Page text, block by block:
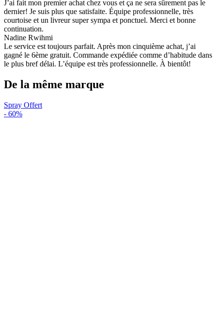
J’ai fait mon premier achat chez vous et ça ne sera sûrement pas le
dernier! Je suis plus que satisfaite. Équipe professionnelle, très
courtoise et un livreur super sympa et ponctuel. Merci et bonne
continuation.
Nadine Rwihmi
Le service est toujours parfait. Après mon cinquième achat, j’ai
gagné le 6ème gratuit. Commande expédiée comme d’habitude dans
le plus bref délai. L’équipe est très professionnelle. À bientôt!
De la même marque
Spray Offert
- 60%